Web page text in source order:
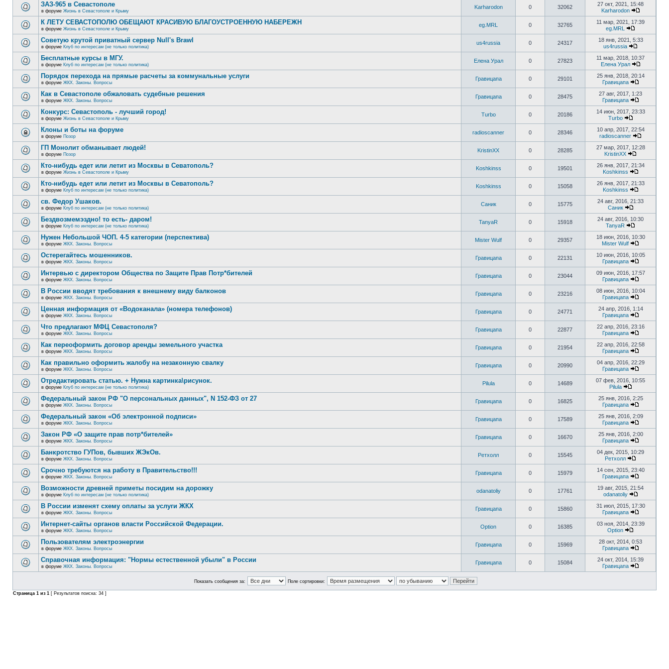
ЗАЗ-965 в Севастополе
в форуме Жизнь в Севастополе и Крыму
Karharodon 0 32062
27 окт, 2021, 15:48
Karharodon
К ЛЕТУ СЕВАСТОПОЛЮ ОБЕЩАЮТ КРАСИВУЮ БЛАГОУСТРОЕННУЮ НАБЕРЕЖН
в форуме Жизнь в Севастополе и Крыму
eg.MRL 0 32765
11 мар, 2021, 17:39
eg.MRL
Советую крутой приватный сервер Null's Brawl
в форуме Клуб по интересам (не только политика)
us4russia 0 24317
18 янв, 2021, 5:33
us4russia
Бесплатные курсы в МГУ.
в форуме Клуб по интересам (не только политика)
Елена Урал 0 27823
11 мар, 2018, 10:37
Елена Урал
Порядок перехода на прямые расчеты за коммунальные услуги
в форуме ЖКХ. Законы. Вопросы
Гравицапа 0 29101
25 янв, 2018, 20:14
Гравицапа
Как в Севастополе обжаловать судебные решения
в форуме ЖКХ. Законы. Вопросы
Гравицапа 0 28475
27 авг, 2017, 1:23
Гравицапа
Конкурс: Севастополь - лучший город!
в форуме Жизнь в Севастополе и Крыму
Turbo 0 20186
14 июн, 2017, 23:33
Turbo
Клоны и боты на форуме
в форуме Позор
radioscanner 0 28346
10 апр, 2017, 22:54
radioscanner
ГП Монолит обманывает людей!
в форуме Позор
KristinXX 0 28285
27 мар, 2017, 12:28
KristinXX
Кто-нибудь едет или летит из Москвы в Севатополь?
в форуме Жизнь в Севастополе и Крыму
Koshkinss 0 19501
26 янв, 2017, 21:34
Koshkinss
Кто-нибудь едет или летит из Москвы в Севатополь?
в форуме Клуб по интересам (не только политика)
Koshkinss 0 15058
26 янв, 2017, 21:33
Koshkinss
св. Федор Ушаков.
в форуме Клуб по интересам (не только политика)
Саник 0 15775
24 авг, 2016, 21:33
Саник
Бездвозмемэздно! то есть- даром!
в форуме Клуб по интересам (не только политика)
TanyaR 0 15918
24 авг, 2016, 10:30
TanyaR
Нужен Небольшой ЧОП. 4-5 категории (перспектива)
в форуме ЖКХ. Законы. Вопросы
Mister Wulf 0 29357
18 июн, 2016, 10:30
Mister Wulf
Остерегайтесь мошенников.
в форуме ЖКХ. Законы. Вопросы
Гравицапа 0 22131
10 июн, 2016, 10:05
Гравицапа
Интервью с директором Общества по Защите Прав Потр*бителей
в форуме ЖКХ. Законы. Вопросы
Гравицапа 0 23044
09 июн, 2016, 17:57
Гравицапа
В России вводят требования к внешнему виду балконов
в форуме ЖКХ. Законы. Вопросы
Гравицапа 0 23216
08 июн, 2016, 10:04
Гравицапа
Ценная информация от «Водоканала» (номера телефонов)
в форуме ЖКХ. Законы. Вопросы
Гравицапа 0 24771
24 апр, 2016, 1:14
Гравицапа
Что предлагают МФЦ Севастополя?
в форуме ЖКХ. Законы. Вопросы
Гравицапа 0 22877
22 апр, 2016, 23:16
Гравицапа
Как переоформить договор аренды земельного участка
в форуме ЖКХ. Законы. Вопросы
Гравицапа 0 21954
22 апр, 2016, 22:58
Гравицапа
Как правильно оформить жалобу на незаконную свалку
в форуме ЖКХ. Законы. Вопросы
Гравицапа 0 20990
04 апр, 2016, 22:29
Гравицапа
Отредактировать статью. + Нужна картинка\рисунок.
в форуме Клуб по интересам (не только политика)
Pilula 0 14689
07 фев, 2016, 10:55
Pilula
Федеральный закон РФ "О персональных данных", N 152-ФЗ от 27
в форуме ЖКХ. Законы. Вопросы
Гравицапа 0 16825
25 янв, 2016, 2:25
Гравицапа
Федеральный закон «Об электронной подписи»
в форуме ЖКХ. Законы. Вопросы
Гравицапа 0 17589
25 янв, 2016, 2:09
Гравицапа
Закон РФ «О защите прав потр*бителей»
в форуме ЖКХ. Законы. Вопросы
Гравицапа 0 16670
25 янв, 2016, 2:00
Гравицапа
Банкротство ГУПов, бывших ЖЭкОв.
в форуме ЖКХ. Законы. Вопросы
Ретхолл 0 15545
04 дек, 2015, 10:29
Ретхолл
Срочно требуются на работу в Правительство!!!
в форуме ЖКХ. Законы. Вопросы
Гравицапа 0 15979
14 сен, 2015, 23:40
Гравицапа
Возможности древней приметы посидим на дорожку
в форуме Клуб по интересам (не только политика)
odanatoliy 0 17761
19 авг, 2015, 21:54
odanatoliy
В России изменят схему оплаты за услуги ЖКХ
в форуме ЖКХ. Законы. Вопросы
Гравицапа 0 15860
31 июл, 2015, 17:30
Гравицапа
Интернет-сайты органов власти Российской Федерации.
в форуме ЖКХ. Законы. Вопросы
Option 0 16385
03 ноя, 2014, 23:39
Option
Пользователям электроэнергии
в форуме ЖКХ. Законы. Вопросы
Гравицапа 0 15969
28 окт, 2014, 0:53
Гравицапа
Справочная информация: "Нормы естественной убыли" в России
в форуме ЖКХ. Законы. Вопросы
Гравицапа 0 15084
24 окт, 2014, 15:39
Гравицапа
Показать сообщения за: Поле сортировки:
Страница 1 из 1 [ Результатов поиска: 34 ]